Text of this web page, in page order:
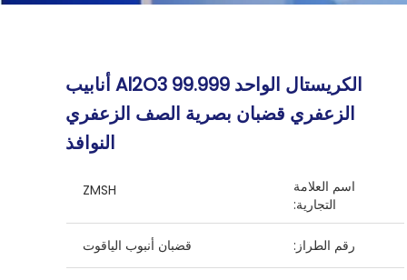
الكريستال الواحد Al2O3 99.999 أنابيب
الزعفري قضبان بصرية الصف الزعفري
النوافذ
اسم العلامة
التجارية:
ZMSH
رقم الطراز: قضبان أنبوب الياقوت